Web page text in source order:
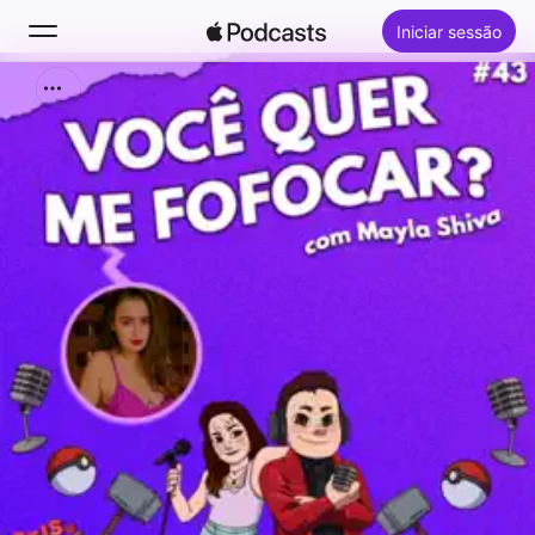
Iniciar sessão
Buscar
Início
Novidades
Top charts